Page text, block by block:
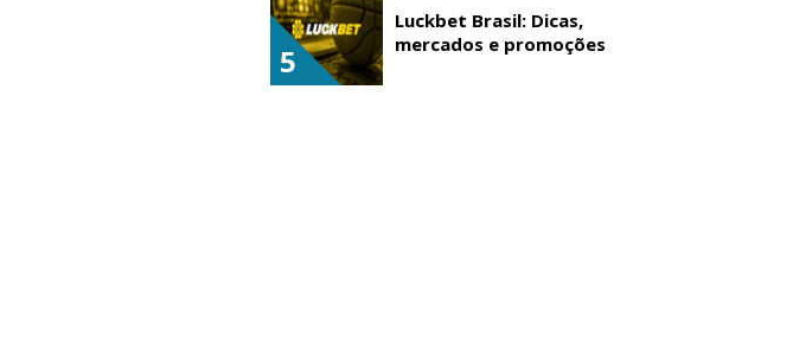
5
Luckbet Brasil: Dicas,
mercados e promoções